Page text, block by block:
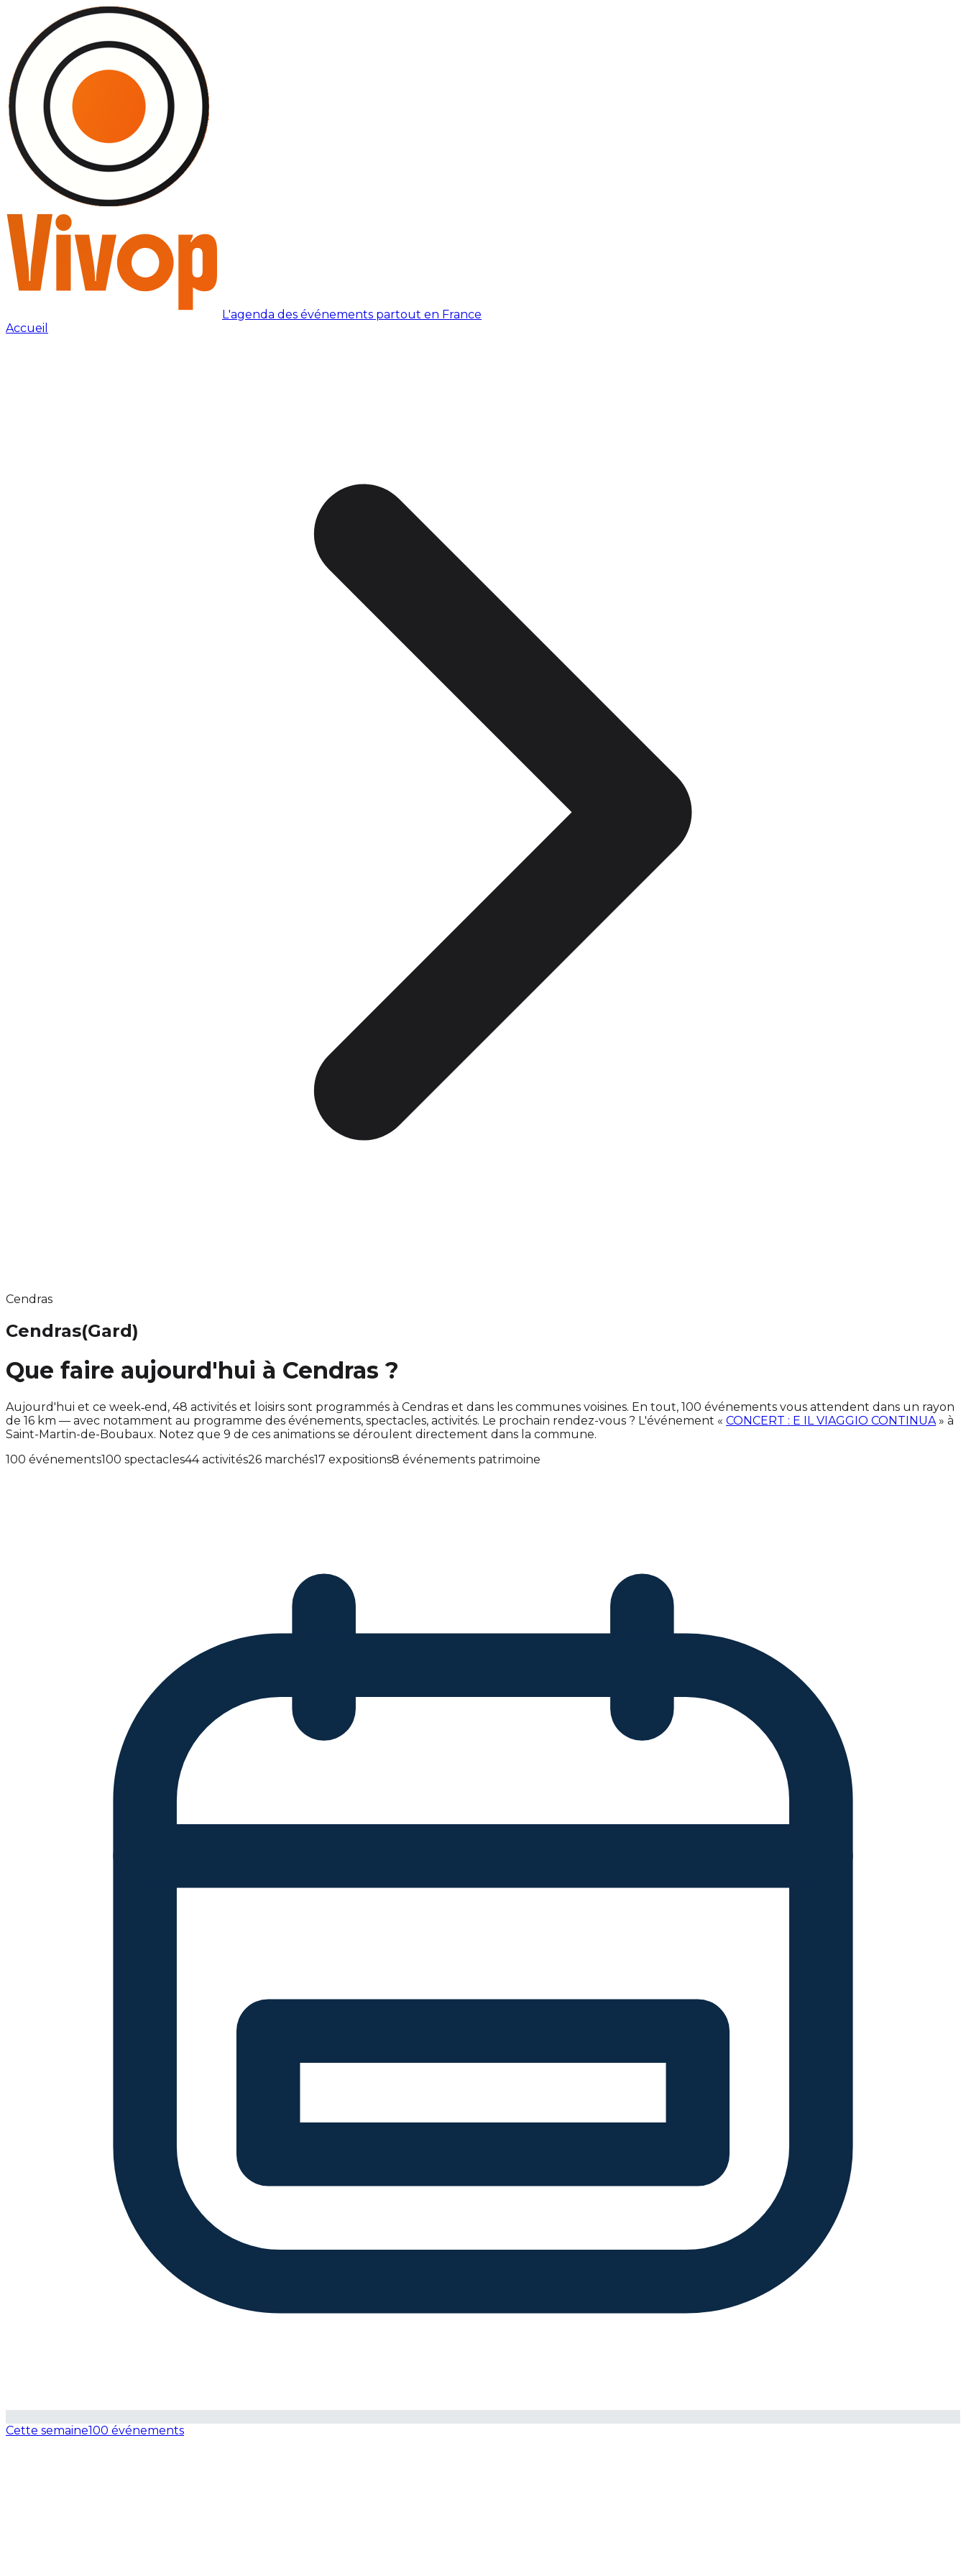
L'agenda des événements partout en France
Accueil
Cendras
Cendras(Gard)
Que faire aujourd'hui à Cendras ?
Aujourd'hui et ce week‑end, 48 activités et loisirs sont programmés à Cendras et dans les communes voisines. En tout, 100 événements vous attendent dans un rayon
de 16 km — avec notamment au programme des événements, spectacles, activités. Le prochain rendez-vous ? L'événement « CONCERT : E IL VIAGGIO CONTINUA » à
Saint-Martin-de-Boubaux. Notez que 9 de ces animations se déroulent directement dans la commune.
100 événements100 spectacles44 activités26 marchés17 expositions8 événements patrimoine
Cette semaine100 événements